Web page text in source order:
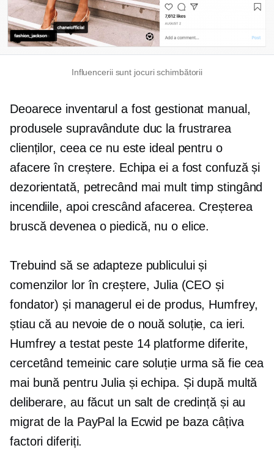
Influencerii sunt jocuri schimbătorii
Deoarece inventarul a fost gestionat manual,
produsele supravândute duc la frustrarea
clienților, ceea ce nu este ideal pentru o
afacere în creștere. Echipa ei a fost confuză și
dezorientată, petrecând mai mult timp stingând
incendiile, apoi crescând afacerea. Creșterea
bruscă devenea o piedică, nu o elice.
Trebuind să se adapteze publicului și
comenzilor lor în creștere, Julia (CEO și
fondator) și managerul ei de produs, Humfrey,
știau că au nevoie de o nouă soluție, ca ieri.
Humfrey a testat peste 14 platforme diferite,
cercetând temeinic care soluție urma să fie cea
mai bună pentru Julia și echipa. Și după multă
deliberare, au făcut un salt de credință și au
migrat de la PayPal la Ecwid pe baza câțiva
factori diferiți.